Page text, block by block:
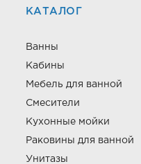
КАТАЛОГ
Ванны
Кабины
Мебель для ванной
Смесители
Кухонные мойки
Раковины для ванной
Унитазы